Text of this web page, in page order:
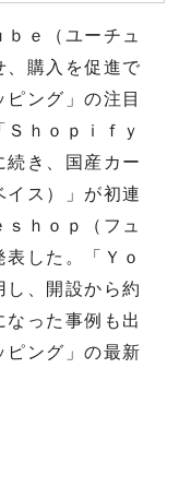
ｅ（ユーチュ
、購入を促進で
ング」の注目
ｈｏｐｉｆｙ
続き、国産カー
イス）」が初連
ｈｏｐ（フュ
した。「Ｙｏ
し、開設から約
った事例も出
ピング」の最新